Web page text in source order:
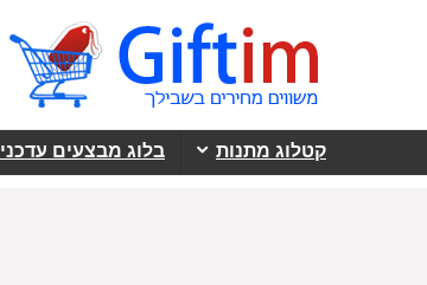
קטלוג מתנות בלוג מבצעים עדכני